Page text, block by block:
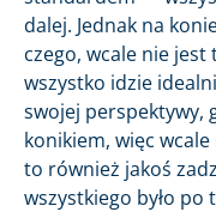
dalej. Jednak na
czego, wcale nie jest
wszystko idzie
swojej perspektywy,
konikiem, więc
to również jakoś
wszystkiego było po